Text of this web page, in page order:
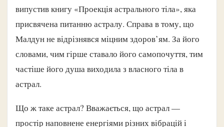
випустив книгу «Проекція астрального тіла», яка
присвячена питанню астралу. Справа в тому, що
Малдун не відрізнявся міцним здоров’ям. За його
словами, чим гірше ставало його самопочуття, тим
частіше його душа виходила з власного тіла в
астрал.
Що ж таке астрал? Вважається, що астрал —
простір наповнене енергіями різних вібрацій і